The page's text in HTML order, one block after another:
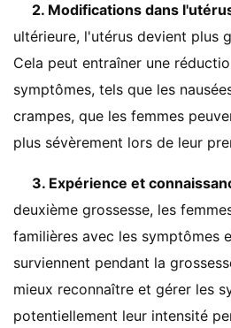
2. Modifications dans
ultérieure, l'utérus devient plus
Cela peut entraîner une
symptômes, tels que les
crampes, que les femmes
plus sévèrement lors de leur
3. Expérience et
deuxième grossesse, les
familières avec les symptômes
surviennent pendant la
mieux reconnaître et gérer les
potentiellement leur intensité